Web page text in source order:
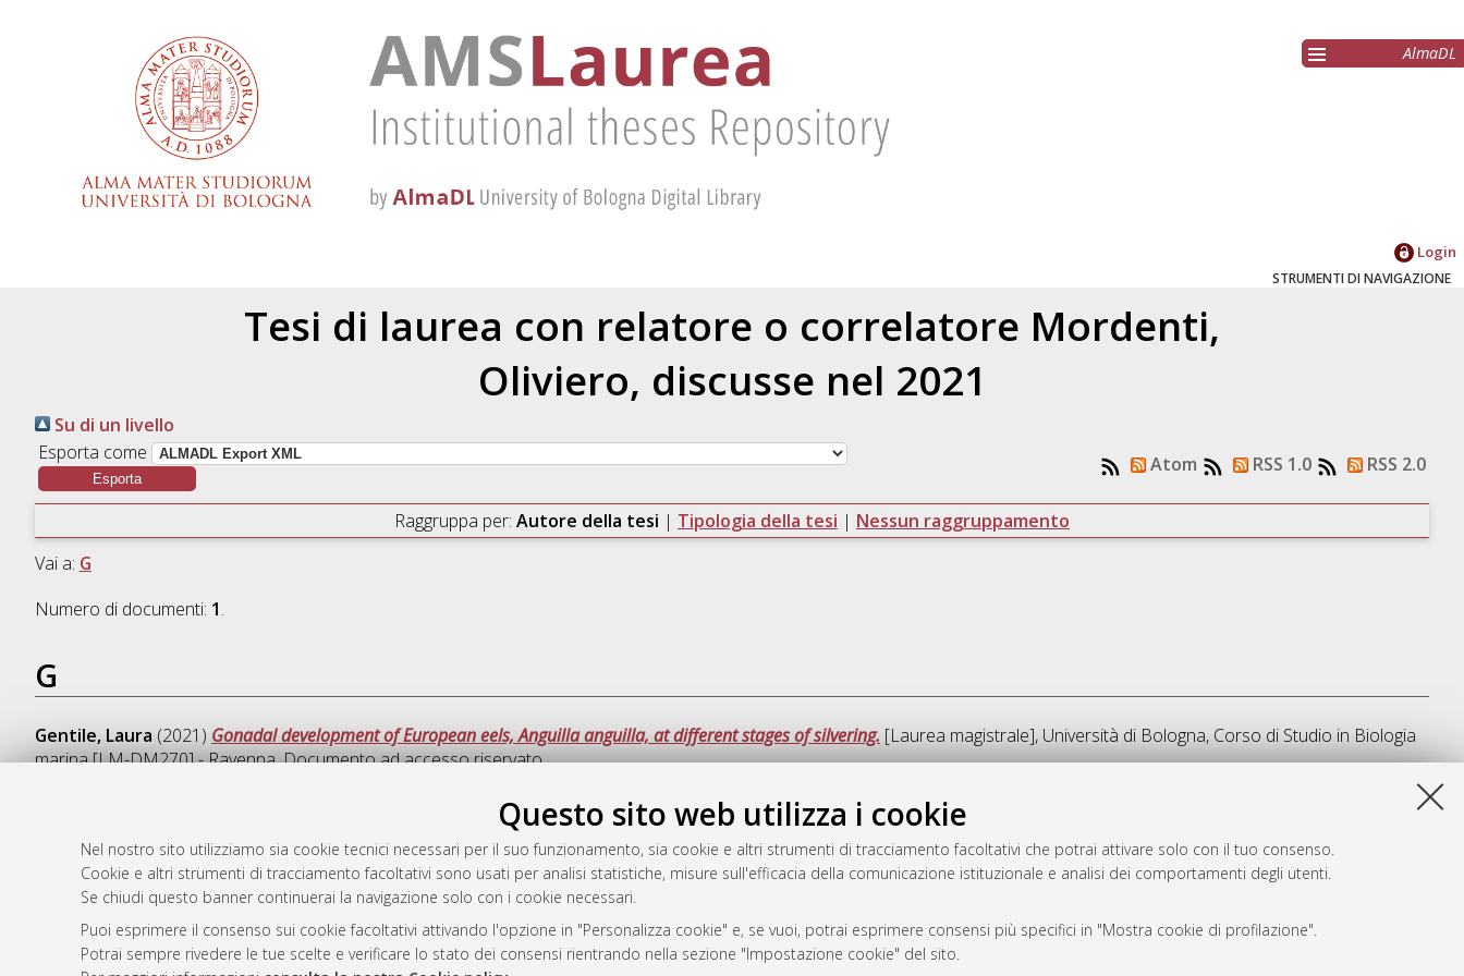
Questo sito web utilizza i cookie
Nel nostro sito utilizziamo sia cookie tecnici necessari per il suo funzionamento, sia cookie e altri strumenti di tracciamento facoltativi che potrai attivare solo con il tuo consenso.
Cookie e altri strumenti di tracciamento facoltativi sono usati per analisi statistiche, misure sull'efficacia della comunicazione istituzionale e analisi dei comportamenti degli utenti.
Se chiudi questo banner continuerai la navigazione solo con i cookie necessari.
Puoi esprimere il consenso sui cookie facoltativi attivando l'opzione in "Personalizza cookie" e, se vuoi, potrai esprimere consensi più specifici in "Mostra cookie di profilazione".
Potrai sempre rivedere le tue scelte e verificare lo stato dei consensi rientrando nella sezione "Impostazione cookie" del sito.
AlmaDL
Login
STRUMENTI DI NAVIGAZIONE
Tesi di laurea con relatore o correlatore Mordenti,
Oliviero, discusse nel 2021
Su di un livello
Esporta come
Atom RSS 1.0 RSS 2.0
Raggruppa per: Autore della tesi | Tipologia della tesi | Nessun raggruppamento
Vai a: G
Numero di documenti: 1.
G
Gentile, Laura (2021) Gonadal development of European eels, Anguilla anguilla, at different stages of silvering. [Laurea magistrale], Università di Bologna, Corso di Studio in Biologia
marina [LM-DM270] - Ravenna, Documento ad accesso riservato.
Questa lista e' stata generata il Sat Aug 8 20:15:32 2026 CEST
Atom
Rss 2.0
AMS Laurea
Servizio implementato e gestito da
Impostazioni Cookie
Informativa sulla privacy